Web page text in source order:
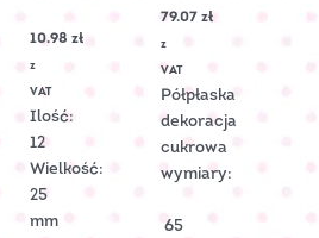
Art.:
C-
10.98zł
z
VAT
Ilość:
12
Wielkość:
25
mm
Art.:
20010
79.07zł
z
VAT
Półpłaska
dekoracja
cukrowa
wymiary:
65